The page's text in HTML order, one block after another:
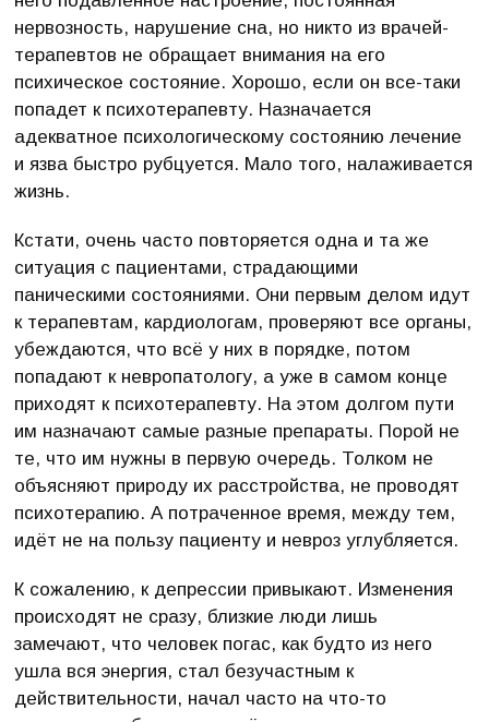
нервозность, нарушение сна, но никто из врачей-
терапевтов не обращает внимания на его
психическое состояние. Хорошо, если он все-таки
попадет к психотерапевту. Назначается
адекватное психологическому состоянию лечение
и язва быстро рубцуется. Мало того, налаживается
жизнь.
Кстати, очень часто повторяется одна и та же
ситуация с пациентами, страдающими
паническими состояниями. Они первым делом идут
к терапевтам, кардиологам, проверяют все органы,
убеждаются, что всё у них в порядке, потом
попадают к невропатологу, а уже в самом конце
приходят к психотерапевту. На этом долгом пути
им назначают самые разные препараты. Порой не
те, что им нужны в первую очередь. Толком не
объясняют природу их расстройства, не проводят
психотерапию. А потраченное время, между тем,
идёт не на пользу пациенту и невроз углубляется.
К сожалению, к депрессии привыкают. Изменения
происходят не сразу, близкие люди лишь
замечают, что человек погас, как будто из него
ушла вся энергия, стал безучастным к
действительности, начал часто на что-то